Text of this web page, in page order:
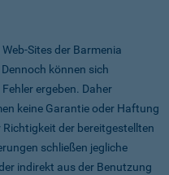
Sites der Barmenia
können sich
ergeben. Daher
keine Garantie oder Haftung
der bereitgestellten
schließen jegliche
indirekt aus der Benutzung